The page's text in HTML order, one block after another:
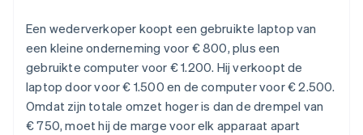
Een wederverkoper koopt een gebruikte laptop van
een kleine onderneming voor € 800, plus een
gebruikte computer voor € 1.200. Hij verkoopt de
laptop door voor € 1.500 en de computer voor € 2.500.
Omdat zijn totale omzet hoger is dan de drempel van
€ 750, moet hij de marge voor elk apparaat apart